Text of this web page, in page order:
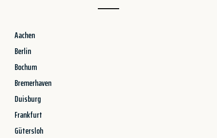
Aachen
Berlin
Bochum
Bremerhaven
Duisburg
Frankfurt
Gütersloh